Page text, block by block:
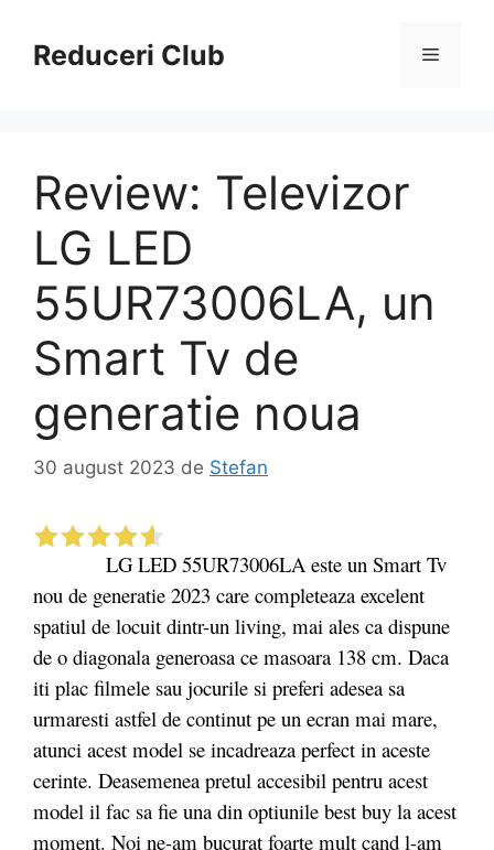
conținutReduceri Club Meniu
Review: Televizor
LG LED
55UR73006LA, un
Smart Tv de
generatie noua
30 august 2023 de Stefan
LG LED 55UR73006LA este un Smart Tv
nou de generatie 2023 care completeaza excelent
spatiul de locuit dintr-un living, mai ales ca dispune
de o diagonala generoasa ce masoara 138 cm. Daca
iti plac filmele sau jocurile si preferi adesea sa
urmaresti astfel de continut pe un ecran mai mare,
atunci acest model se incadreaza perfect in aceste
cerinte. Deasemenea pretul accesibil pentru acest
model il fac sa fie una din optiunile best buy la acest
moment. Noi ne-am bucurat foarte mult cand l-am